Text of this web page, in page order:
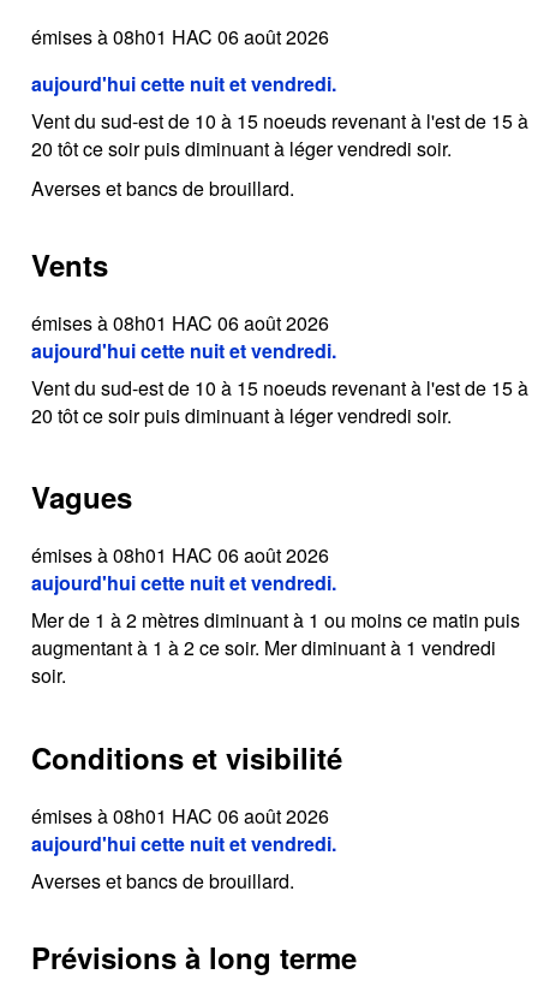
émises à 08h01 HAC 06 août 2026
aujourd'hui cette nuit et vendredi.
Vent du sud-est de 10 à 15 noeuds revenant à l'est de 15 à
20 tôt ce soir puis diminuant à léger vendredi soir.
Averses et bancs de brouillard.
Vents
émises à 08h01 HAC 06 août 2026
aujourd'hui cette nuit et vendredi.
Vent du sud-est de 10 à 15 noeuds revenant à l'est de 15 à
20 tôt ce soir puis diminuant à léger vendredi soir.
Vagues
émises à 08h01 HAC 06 août 2026
aujourd'hui cette nuit et vendredi.
Mer de 1 à 2 mètres diminuant à 1 ou moins ce matin puis
augmentant à 1 à 2 ce soir. Mer diminuant à 1 vendredi
soir.
Conditions et visibilité
émises à 08h01 HAC 06 août 2026
aujourd'hui cette nuit et vendredi.
Averses et bancs de brouillard.
Prévisions à long terme